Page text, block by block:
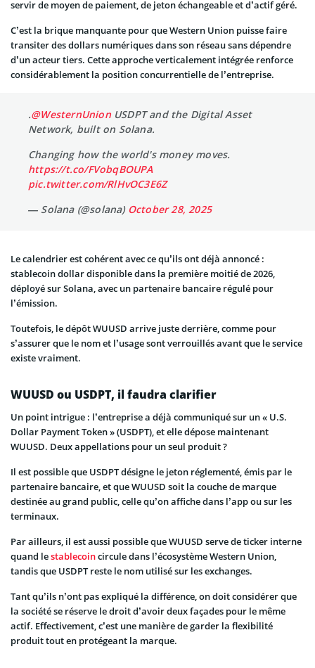
servir de moyen de paiement, de jeton échangeable et d’actif géré.
C’est la brique manquante pour que Western Union puisse faire
transiter des dollars numériques dans son réseau sans dépendre
d’un acteur tiers. Cette approche verticalement intégrée renforce
considérablement la position concurrentielle de l’entreprise.
.@WesternUnionUSDPT and the Digital Asset
Network, built on Solana.
Changing how the world's money moves.
https://t.co/FVobqBOUPA
pic.twitter.com/RlHvOC3E6Z
— Solana (@solana) October 28, 2025
Le calendrier est cohérent avec ce qu’ils ont déjà annoncé :
stablecoin dollar disponible dans la première moitié de 2026,
déployé sur Solana, avec un partenaire bancaire régulé pour
l’émission.
Toutefois, le dépôt WUUSD arrive juste derrière, comme pour
s’assurer que le nom et l’usage sont verrouillés avant que le service
existe vraiment.
WUUSD ou USDPT, il faudra clarifier
Un point intrigue : l’entreprise a déjà communiqué sur un « U.S.
Dollar Payment Token » (USDPT), et elle dépose maintenant
WUUSD. Deux appellations pour un seul produit ?
Il est possible que USDPT désigne le jeton réglementé, émis par le
partenaire bancaire, et que WUUSD soit la couche de marque
destinée au grand public, celle qu’on affiche dans l’app ou sur les
terminaux.
Par ailleurs, il est aussi possible que WUUSD serve de ticker interne
quand lestablecoincircule dans l’écosystème Western Union,
tandis que USDPT reste le nom utilisé sur les exchanges.
Tant qu’ils n’ont pas expliqué la différence, on doit considérer que
la société se réserve le droit d’avoir deux façades pour le même
actif. Effectivement, c’est une manière de garder la flexibilité
produit tout en protégeant la marque.